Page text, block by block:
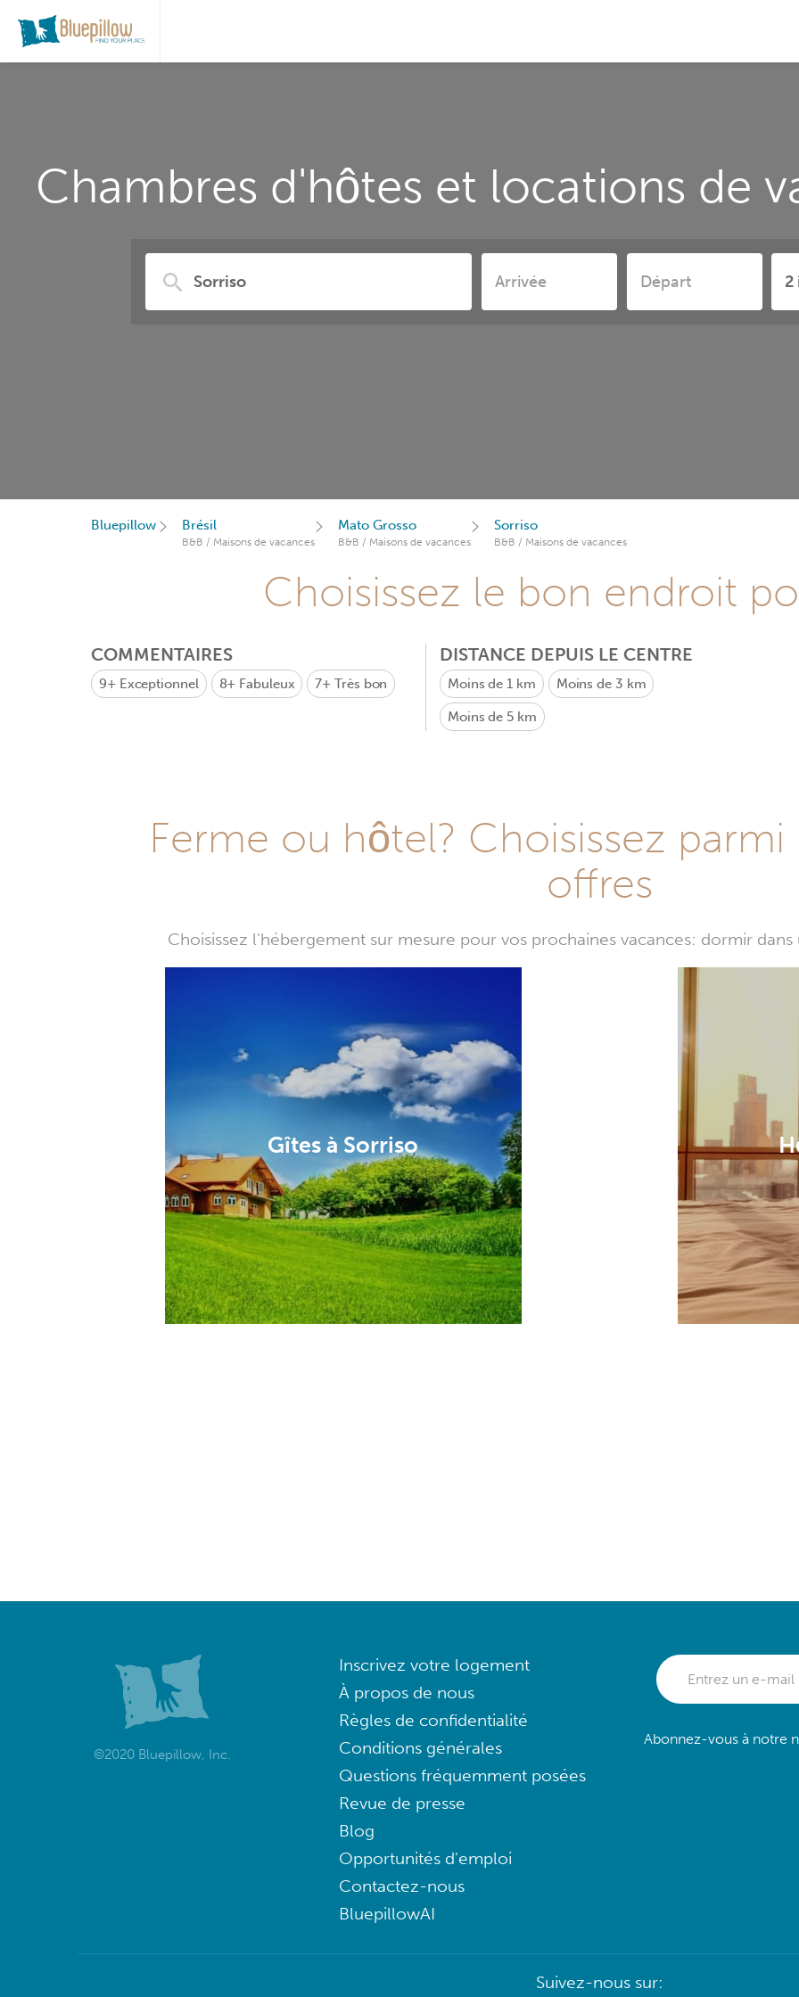
Chambres d'hôtes et locations de
Bluepillow Brésil
B&B / Maisons de vacances
Mato Grosso
B&B / Maisons de vacances
Sorriso
B&B / Maisons de vacances
Choisissez le bon endroit
COMMENTAIRES
9+ Exceptionnel 8+ Fabuleux 7+Très bon
DISTANCE DEPUIS LE CENTRE
Moins de 1 km Moins de 3 km
Moins de 5 km
Ferme ou hôtel? Choisissez
offres
Choisissez l'hébergement sur mesure pour vos prochaines vacances: dormir
Gîtes à Sorriso
©2020 Bluepillow, Inc.
Inscrivez votre logement
À propos de nous
Règles de confidentialité
Conditions générales
Questions fréquemment posées
Revue de presse
Blog
Opportunités d'emploi
Contactez-nous
BluepillowAI
Abonnez-vous à notre
Suivez-nous sur: